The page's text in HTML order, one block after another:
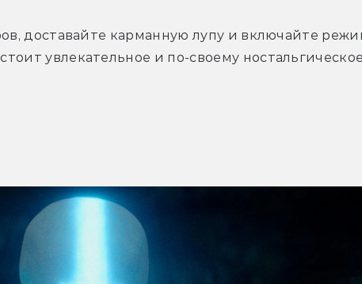
доставайте карманную лупу и включайте
увлекательное и по-своему